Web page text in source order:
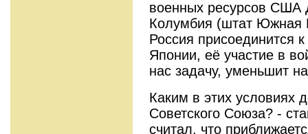
военных ресурсов США
Колумбия (штат Южная
Россия присоединится
Японии, её участие в
нас задачу, уменьшит
Каким в этих условиях
Советского Союза? -
считал, что